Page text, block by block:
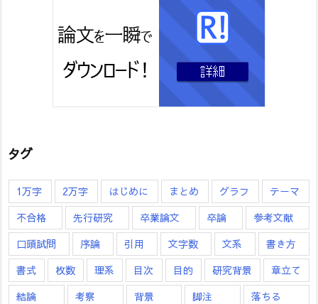
タグ
1万字 2万字 はじめに まとめ グラフ
テーマ
不合格
先行研究 卒業論文 卒論
参考文献
口頭試問
序論 引用 文字数 文系
書き方
書式
枚数 理系 目次 目的 研究背景
章立て
結論
考察 背景 脚注 落ちる